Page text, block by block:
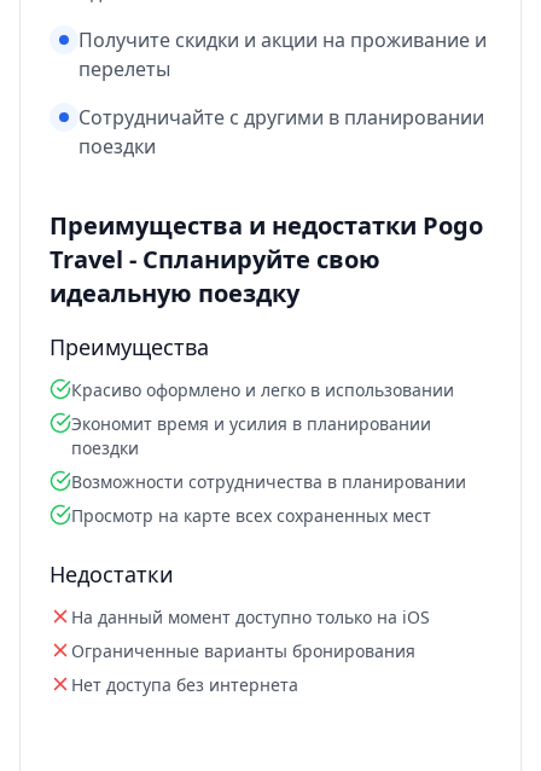
Получите скидки и акции на проживание и
перелеты
Сотрудничайте с другими в планировании
поездки
Преимущества и недостатки Pogo
Travel - Спланируйте свою
идеальную поездку
Преимущества
Красиво оформлено и легко в использовании
Экономит время и усилия в планировании
поездки
Возможности сотрудничества в планировании
Просмотр на карте всех сохраненных мест
Недостатки
На данный момент доступно только на iOS
Ограниченные варианты бронирования
Нет доступа без интернета